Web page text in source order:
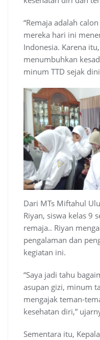
“Remaja adalah
mereka hari ini
Indonesia. Karena
menumbuhkan
minum TTD sejak
Dari MTs Miftahul
Riyan, siswa kelas 9
remaja.. Riyan
pengalaman dan
kegiatan ini.
“Saya jadi tahu
asupan gizi, minum
mengajak teman-
kesehatan diri,”
Sementara itu,